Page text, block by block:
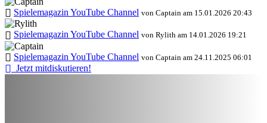
Spielemagazin YouTube Channel von Captain am 15.01.2026 20:43
Spielemagazin YouTube Channel von Rylith am 14.01.2026 19:21
Spielemagazin YouTube Channel von Captain am 24.11.2025 06:01
Jetzt mitdiskutieren!